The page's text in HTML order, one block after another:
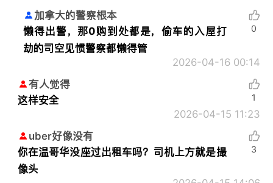
加拿大的警察根本
懒得出警，那0购到处都是，偷车的入屋打
劫的司空见惯警察都懒得管
2026-04-16 00:14
0
有人觉得
这样安全
2026-04-15 11:23
1
uber好像没有
你在温哥华没座过出租车吗？司机上方就是撮
像头
3